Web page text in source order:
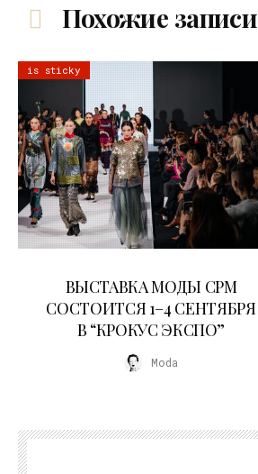
Похожие записи
is sticky
ВЫСТАВКА МОДЫ CPM
СОСТОИТСЯ 1–4 СЕНТЯБРЯ
В “КРОКУС ЭКСПО”
Moda